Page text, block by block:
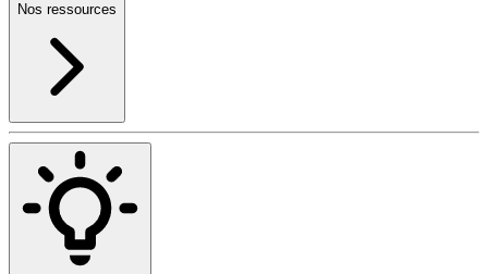
Nos ressources